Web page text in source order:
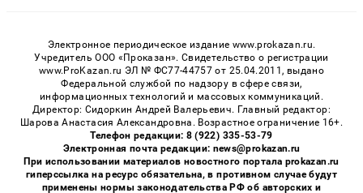
Электронное периодическое издание www.prokazan.ru.
Учредитель ООО «Проказан». Cвидетельство о регистрации
www.ProKazan.ru ЭЛ № ФС77-44757 от 25.04.2011, выдано
Федеральной службой по надзору в сфере связи,
информационных технологий и массовых коммуникаций.
Директор: Сидоркин Андрей Валерьевич. Главный редактор:
Шарова Анастасия Александровна. Возрастное ограничение 16+.
Телефон редакции: 8 (922) 335-53-79
Электронная почта редакции: news@prokazan.ru
При использовании материалов новостного портала prokazan.ru
гиперссылка на ресурс обязательна, в противном случае будут
применены нормы законодательства РФ об авторских и